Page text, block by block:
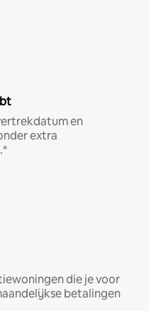
en
extra
die je voor
betalingen